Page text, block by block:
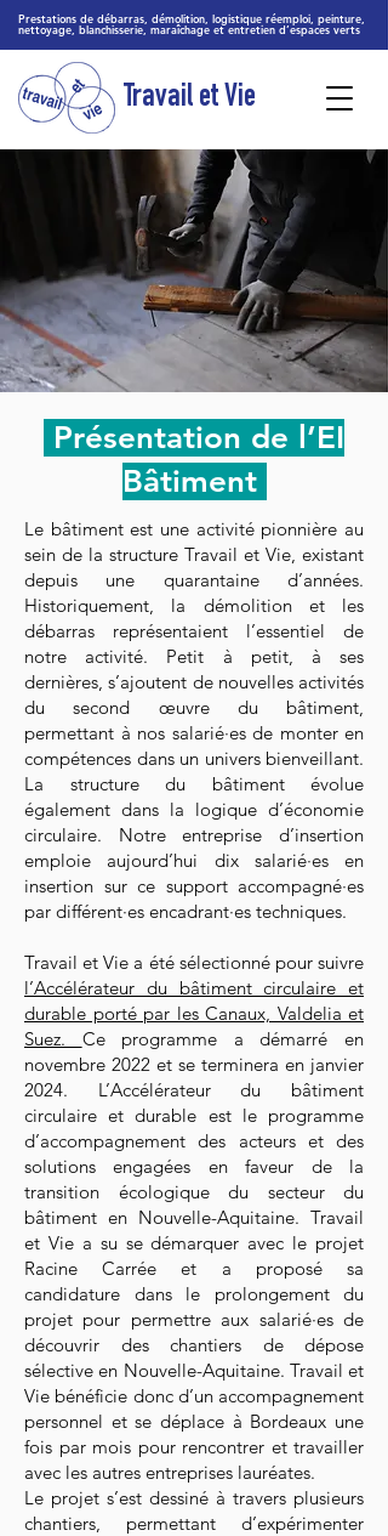
Travail et Vie
Prestations de débarras, démolition, logistique réemploi, peinture,
nettoyage, blanchisserie, maraîchage et entretien d’espaces verts
Présentation de l’EI
Bâtiment
Le bâtiment est une activité pionnière au
sein de la structure Travail et Vie, existant
depuis une quarantaine d’années.
Historiquement, la démolition et les
débarras représentaient l’essentiel de
notre activité. Petit à petit, à ses
dernières, s’ajoutent de nouvelles activités
du second œuvre du bâtiment,
permettant à nos salarié·es de monter en
compétences dans un univers bienveillant.
La structure du bâtiment évolue
également dans la logique d’économie
circulaire. Notre entreprise d’insertion
emploie aujourd’hui dix salarié·es en
insertion sur ce support accompagné·es
par différent·es encadrant·es techniques.
Travail et Vie a été sélectionné pour suivre
l’Accélérateur du bâtiment circulaire et
durable porté par les Canaux, Valdelia et
Suez. Ce programme a démarré en
novembre 2022 et se terminera en janvier
2024. L’Accélérateur du bâtiment
circulaire et durable est le programme
d’accompagnement des acteurs et des
solutions engagées en faveur de la
transition écologique du secteur du
bâtiment en Nouvelle-Aquitaine. Travail
et Vie a su se démarquer avec le projet
Racine Carrée et a proposé sa
candidature dans le prolongement du
projet pour permettre aux salarié·es de
découvrir des chantiers de dépose
sélective en Nouvelle-Aquitaine. Travail et
Vie bénéficie donc d’un accompagnement
personnel et se déplace à Bordeaux une
fois par mois pour rencontrer et travailler
avec les autres entreprises lauréates.
Le projet s’est dessiné à travers plusieurs
chantiers, permettant d’expérimenter